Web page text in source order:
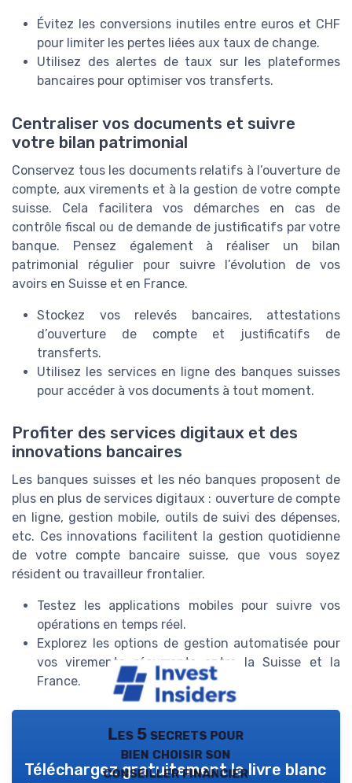
Évitez les conversions inutiles entre euros et CHF
pour limiter les pertes liées aux taux de change.
Utilisez des alertes de taux sur les plateformes
bancaires pour optimiser vos transferts.
Centraliser vos documents et suivre
votre bilan patrimonial
Conservez tous les documents relatifs à l’ouverture de
compte, aux virements et à la gestion de votre compte
suisse. Cela facilitera vos démarches en cas de
contrôle fiscal ou de demande de justificatifs par votre
banque. Pensez également à réaliser un bilan
patrimonial régulier pour suivre l’évolution de vos
avoirs en Suisse et en France.
Stockez vos relevés bancaires, attestations
d’ouverture de compte et justificatifs de
transferts.
Utilisez les services en ligne des banques suisses
pour accéder à vos documents à tout moment.
Profiter des services digitaux et des
innovations bancaires
Les banques suisses et les néo banques proposent de
plus en plus de services digitaux : ouverture de compte
en ligne, gestion mobile, outils de suivi des dépenses,
etc. Ces innovations facilitent la gestion quotidienne
de votre compte bancaire suisse, que vous soyez
résident ou travailleur frontalier.
Testez les applications mobiles pour suivre vos
opérations en temps réel.
Explorez les options de gestion automatisée pour
vos virements récurrents entre la Suisse et la
France.
Les 5 secrets pour
bien choisir son
conseiller financier
Téléchargez gratuitement le livre blanc